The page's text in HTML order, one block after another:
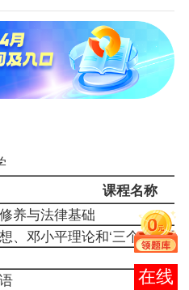
课程名称
养与法律基础
、邓小平理论和‘三个代表
语
报考